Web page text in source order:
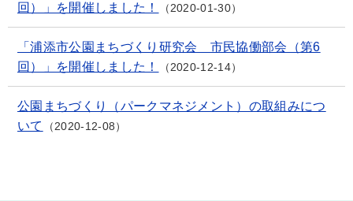
回）」を開催しました！
2020-01-30
「浦添市公園まちづくり研究会 市民協働部会（第6
回）」を開催しました！
2020-12-14
公園まちづくり（パークマネジメント）の取組みにつ
いて
2020-12-08